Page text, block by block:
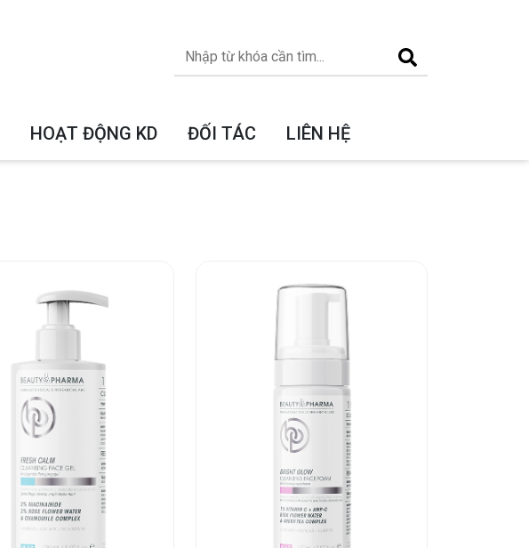
HOẠT ĐỘNG KD ĐỐI TÁC LIÊN HỆ